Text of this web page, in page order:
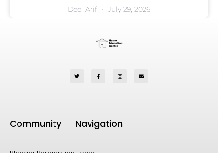
Dee_Arif July 29, 2026
Community Navigation